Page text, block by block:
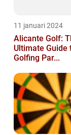
11 januari 2024
Alicante Golf:
Ultimate Guide
Golfing Par...